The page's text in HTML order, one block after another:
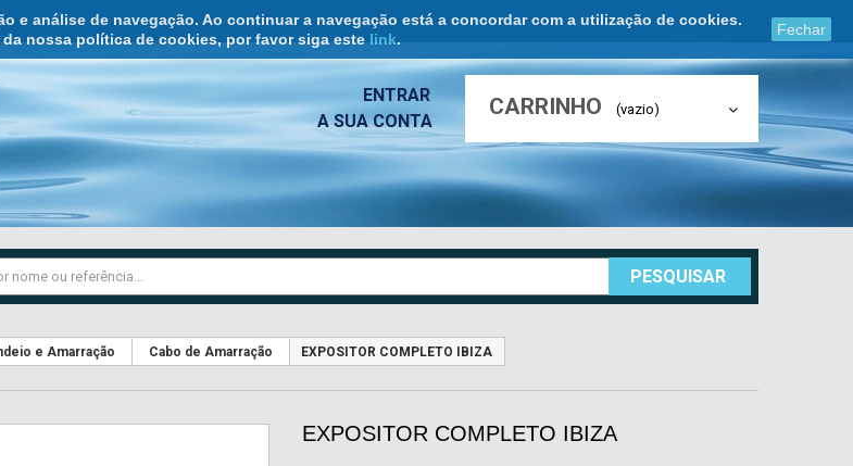
e análise de navegação. Ao continuar a navegação está a concordar com a utilização de cookies.
nossa política de cookies, por favor siga este link.
Fechar
CARRINHO (vazio)
ENTRAR
A SUA CONTA
PESQUISAR
e Amarração Cabo de Amarração EXPOSITOR COMPLETO IBIZA
EXPOSITOR COMPLETO IBIZA